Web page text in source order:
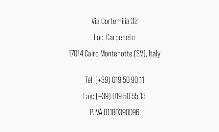
Via Cortemilia 32
Loc. Carpeneto
17014 Cairo Montenotte (SV), Italy
Tel: (+39) 019 50 90 11
Fax: (+39) 019 50 55 13
P.IVA 01180390096